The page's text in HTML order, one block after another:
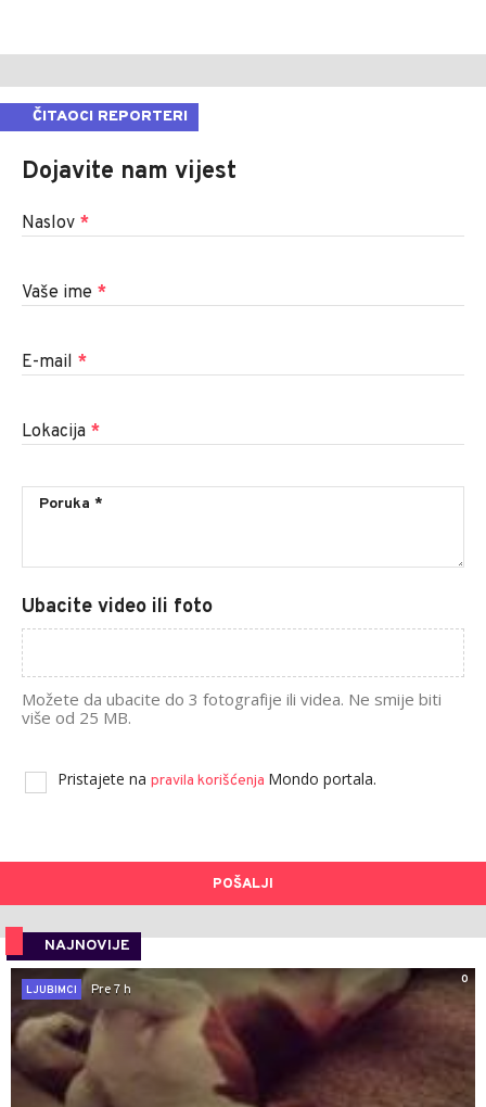
ČITAOCI REPORTERI
Dojavite nam vijest
Naslov *
Vaše ime *
E-mail *
Lokacija *
Ubacite video ili foto
Možete da ubacite do 3 fotografije ili videa. Ne smije biti
više od 25 MB.
Pristajete na pravila korišćenja Mondo portala.
POŠALJI
NAJNOVIJE
0
LJUBIMCI
Pre 7 h